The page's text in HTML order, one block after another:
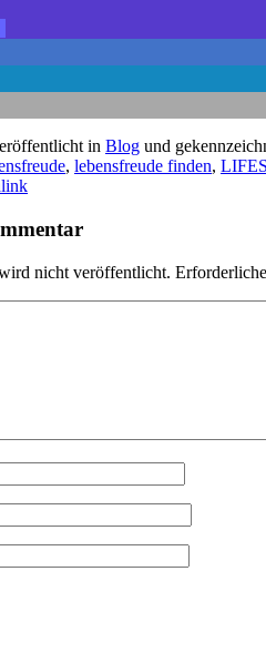
in Blog und
, lebensfreude finden,
nicht veröffentlicht.